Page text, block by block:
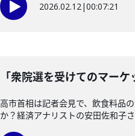
2026.02.12|00:07:21
「衆院選を受けてのマー
高市首相は記者会見で、飲食料品
か？経済アナリストの安田佐和子